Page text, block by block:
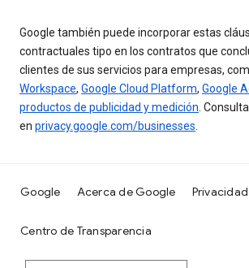
Google también puede incorporar estas
contractuales tipo en los contratos que
clientes de sus servicios para empresas,
Workspace, Google Cloud Platform, Google
productos de publicidad y medición.
en privacy.google.com/businesses.
Google Acerca de Google Privacidad
Centro de Transparencia